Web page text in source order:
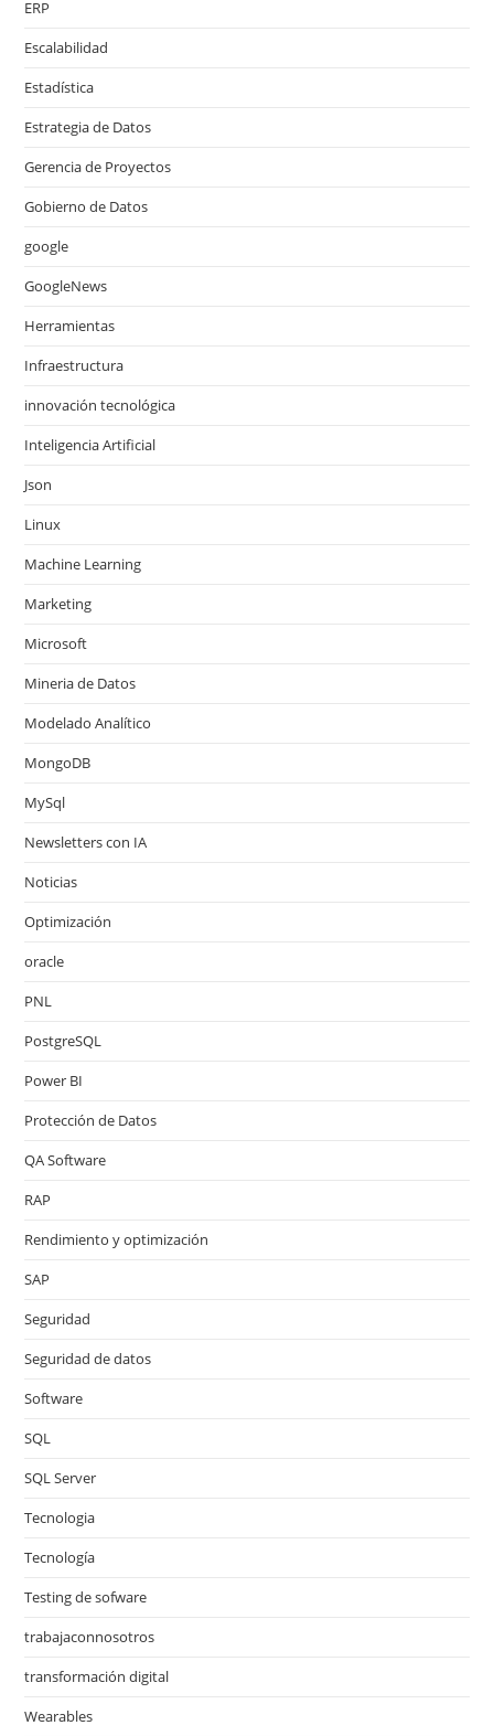
ERP
Escalabilidad
Estadística
Estrategia de Datos
Gerencia de Proyectos
Gobierno de Datos
google
GoogleNews
Herramientas
Infraestructura
innovación tecnológica
Inteligencia Artificial
Json
Linux
Machine Learning
Marketing
Microsoft
Mineria de Datos
Modelado Analítico
MongoDB
MySql
Newsletters con IA
Noticias
Optimización
oracle
PNL
PostgreSQL
Power BI
Protección de Datos
QA Software
RAP
Rendimiento y optimización
SAP
Seguridad
Seguridad de datos
Software
SQL
SQL Server
Tecnologia
Tecnología
Testing de sofware
trabajaconnosotros
transformación digital
Wearables